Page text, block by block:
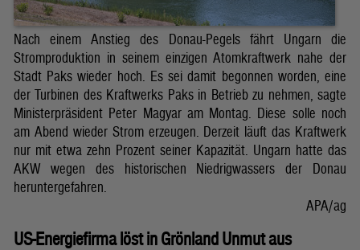
Nach einem Anstieg des Donau-Pegels fährt Ungarn die
Stromproduktion in seinem einzigen Atomkraftwerk nahe der
Stadt Paks wieder hoch. Es sei damit begonnen worden, eine
der Turbinen des Kraftwerks Paks in Betrieb zu nehmen, sagte
Ministerpräsident Peter Magyar am Montag. Diese solle noch
am Abend wieder Strom erzeugen. Derzeit läuft das Kraftwerk
nur mit etwa zehn Prozent seiner Kapazität. Ungarn hatte das
AKW wegen des historischen Niedrigwassers der Donau
heruntergefahren.
APA/ag
US-Energiefirma löst in Grönland Unmut aus